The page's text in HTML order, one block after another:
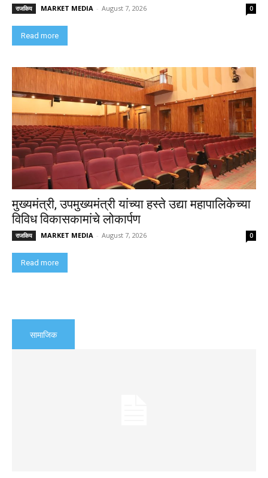
राजकिय MARKET MEDIA - August 7, 2026 0
Read more
मुख्यमंत्री, उपमुख्यमंत्री यांच्या हस्ते उद्या महापालिकेच्या
विविध विकासकामांचे लोकार्पण
राजकिय MARKET MEDIA - August 7, 2026 0
Read more
सामाजिक